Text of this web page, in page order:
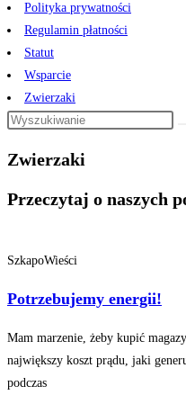
Polityka prywatności
Regulamin płatności
Statut
Wsparcie
Zwierzaki
Zwierzaki
Przeczytaj o naszych
SzkapoWieści
Potrzebujemy energii!
Mam marzenie, żeby kupić
największy koszt prądu, jaki
podczas